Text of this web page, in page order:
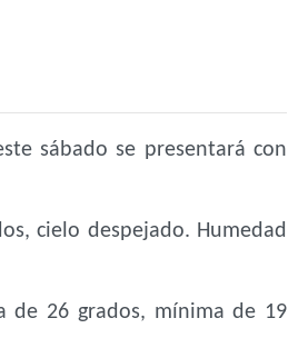
sábado se presentará con
cielo despejado. Humedad
de 26 grados, mínima de 19